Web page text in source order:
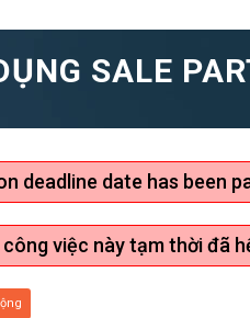
SALE
deadline date has been
việc này tạm thời đã